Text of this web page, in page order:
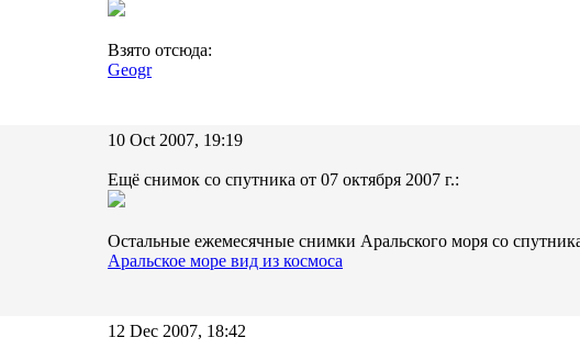
Взято отсюда:
Geogr
10 Oct 2007, 19:19
Ещё снимок со спутника от 07 октября 2007 г.:
Остальные ежемесячные снимки Аральского моря со
Аральское море вид из космоса
12 Dec 2007, 18:42